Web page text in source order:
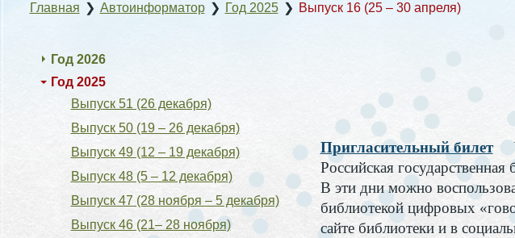
Главная ❯ Автоинформатор ❯ Год 2025 ❯ Выпуск 16 (25 – 30 апреля)
Пригласительный билет
Российская
В эти дни можно
библиотекой цифровых
сайте библиотеки и в
Год 2026
Год 2025
Выпуск 51 (26 декабря)
Выпуск 50 (19 – 26 декабря)
Выпуск 49 (12 – 19 декабря)
Выпуск 48 (5 – 12 декабря)
Выпуск 47 (28 ноября – 5 декабря)
Выпуск 46 (21– 28 ноября)